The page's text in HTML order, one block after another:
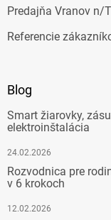
Predajňa Vranov n/T
Referencie
Blog
Smart žiarovky,
elektroinštalácia
24.02.2026
Rozvodnica pre
v 6 krokoch
12.02.2026